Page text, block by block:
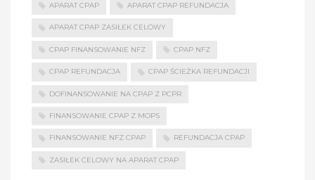
APARAT CPAP APARAT CPAP REFUNDACJA
APARAT CPAP ZASIŁEK CELOWY
CPAP FINANSOWANIE NFZ CPAP NFZ
CPAP REFUNDACJA CPAP ŚCIEŻKA REFUNDACJI
DOFINANSOWANIE NA CPAP Z PCPR
FINANSOWANIE CPAP Z MOPS
FINANSOWANIE NFZ CPAP REFUNDACJA CPAP
ZASIŁEK CELOWY NA APARAT CPAP